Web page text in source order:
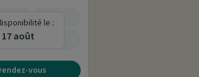
-
le :
août
vous